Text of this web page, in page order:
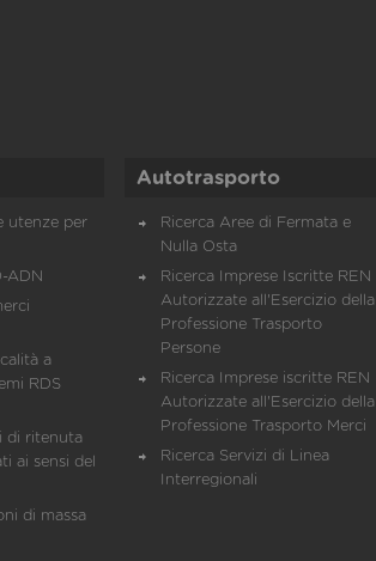
utenze per
ADN
a
RDS
di ritenuta
ai sensi del
di massa
Autotrasporto
Ricerca Aree di Fermata e
Nulla Osta
Ricerca Imprese Iscritte REN
Autorizzate all'Esercizio della
Professione Trasporto
Persone
Ricerca Imprese iscritte REN
Autorizzate all'Esercizio della
Professione Trasporto Merci
Ricerca Servizi di Linea
Interregionali